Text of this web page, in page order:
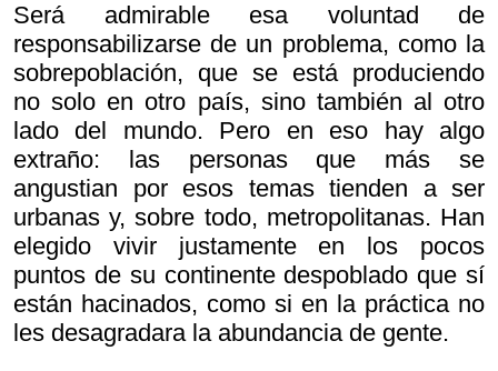
Será admirable esa voluntad de
responsabilizarse de un problema, como la
sobrepoblación, que se está produciendo
no solo en otro país, sino también al otro
lado del mundo. Pero en eso hay algo
extraño: las personas que más se
angustian por esos temas tienden a ser
urbanas y, sobre todo, metropolitanas. Han
elegido vivir justamente en los pocos
puntos de su continente despoblado que sí
están hacinados, como si en la práctica no
les desagradara la abundancia de gente.